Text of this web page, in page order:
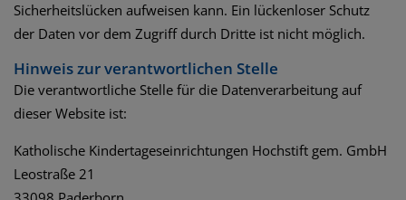
Sicherheitslücken aufweisen kann. Ein lückenloser Schutz
der Daten vor dem Zugriff durch Dritte ist nicht möglich.
Hinweis zur verantwortlichen Stelle
Die verantwortliche Stelle für die Datenverarbeitung auf
dieser Website ist:
Katholische Kindertageseinrichtungen Hochstift gem. GmbH
Leostraße 21